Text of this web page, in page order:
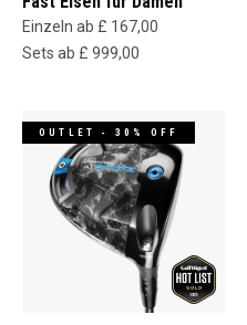
Einzeln ab £ 167,00
Sets ab £ 999,00
OUTLET - 30% OFF